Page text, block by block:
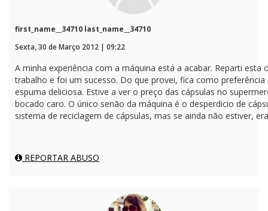
first_name__34710 last_name__34710
Sexta, 30 de Março 2012 | 09:22
A minha experiência com a máquina está a acabar. Reparti
trabalho e foi um sucesso. Do que provei, fica como
espuma deliciosa. Estive a ver o preço das cápsulas no
bocado caro. O único senão da máquina é o desperdicio de
sistema de reciclagem de cápsulas, mas se ainda não estiver,
REPORTAR ABUSO